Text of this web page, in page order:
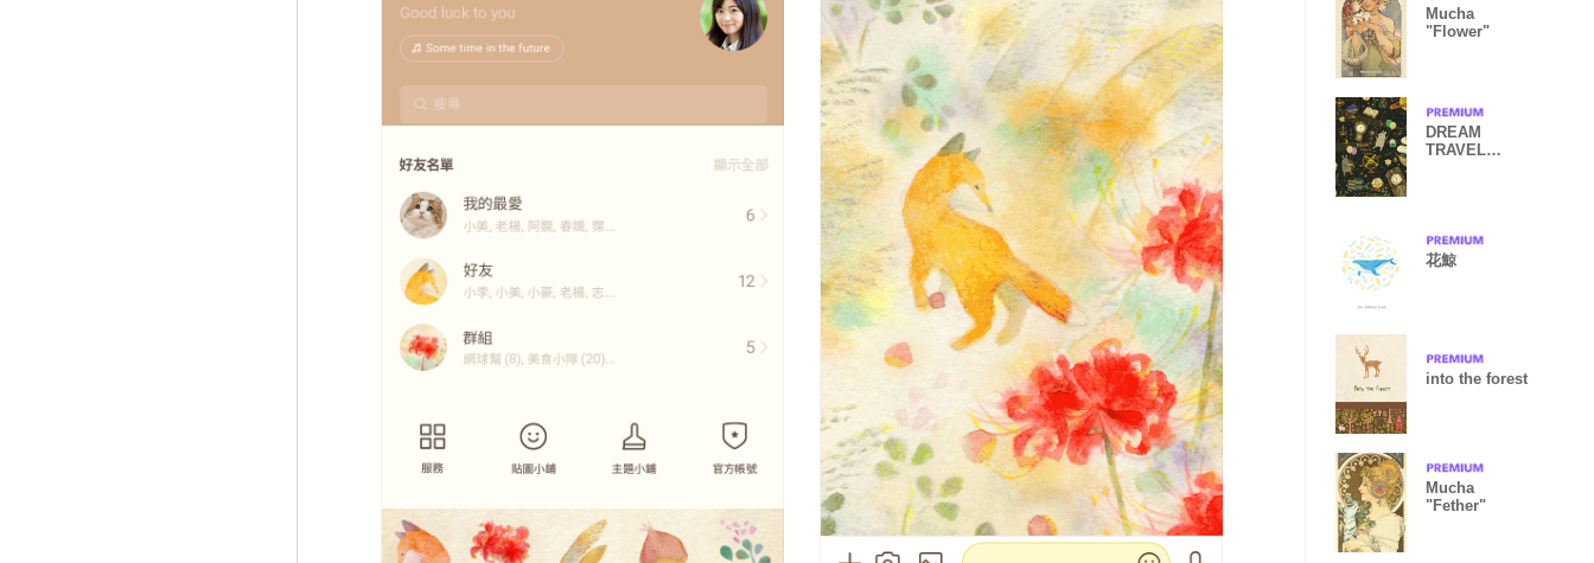
Mucha
"Flower"
DREAM
TRAVEL
花鯨
into the forest
Mucha
"Fether"